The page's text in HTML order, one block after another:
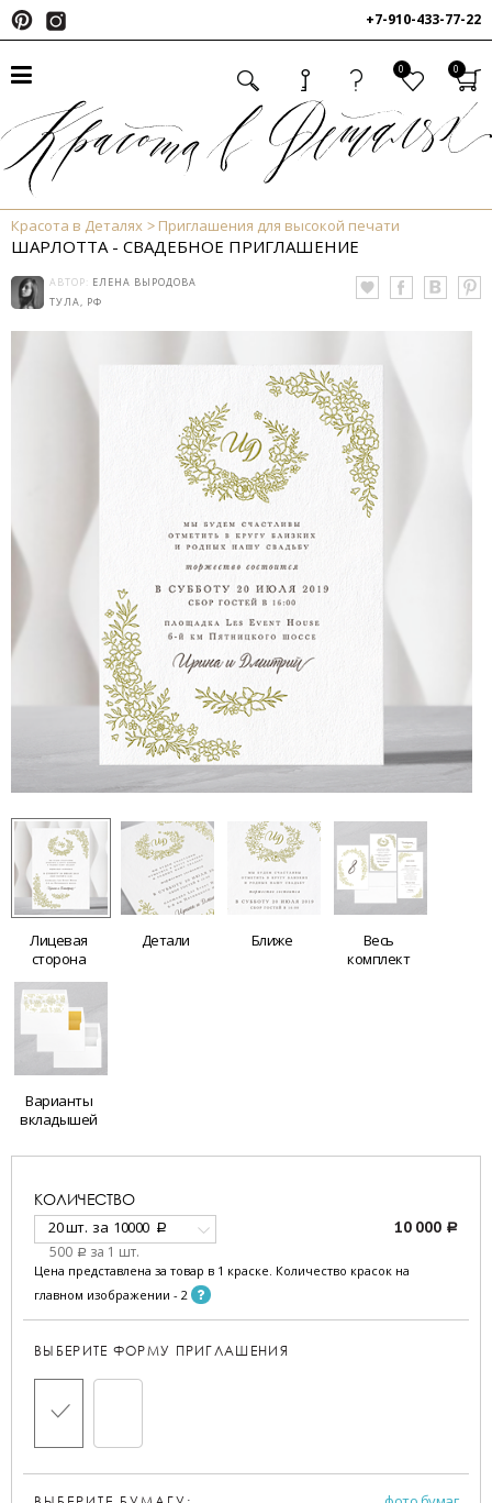
+7-910-433-77-22
0 0
Красота в Деталях Приглашения для высокой печати
ШАРЛОТТА - СВАДЕБНОЕ ПРИГЛАШЕНИЕ
АВТОР: ЕЛЕНА ВЫРОДОВА
ТУЛА, РФ
Лицевая
сторона
Детали Ближе
Весь
комплект
Варианты
вкладышей
КОЛИЧЕСТВО
20 шт. за 10000 a
500 a за 1 шт.
10 000 a
Цена представлена за товар в 1 краске. Количество красок на
главном изображении - 2
ВЫБЕРИТЕ ФОРМУ ПРИГЛАШЕНИЯ